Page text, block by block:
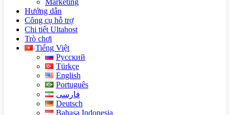
Hướng dẫn
Công cụ hỗ trợ
Chi tiết Ultahost
Trò chơi
Tiếng Việt
Русский
Türkçe
English
Português
فارسی
Deutsch
Bahasa Indonesia